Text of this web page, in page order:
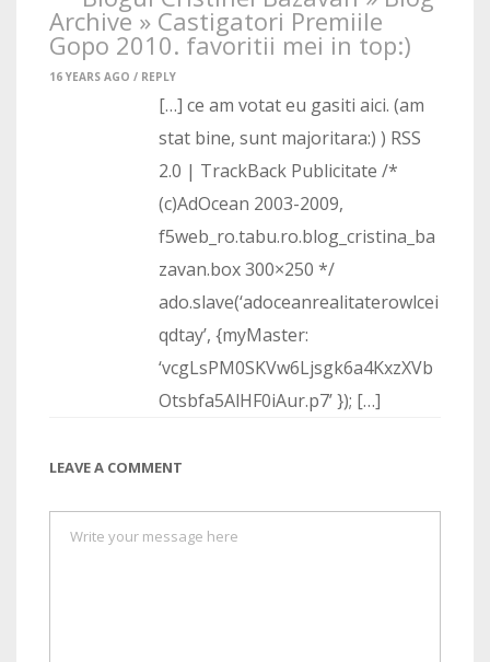
Archive » Castigatori Premiile
Gopo 2010. favoritii mei in top:)
16 YEARS AGO / REPLY
[…] ce am votat eu gasiti aici. (am
stat bine, sunt majoritara:) ) RSS
2.0 | TrackBack Publicitate /*
(c)AdOcean 2003-2009,
f5web_ro.tabu.ro.blog_cristina_ba
zavan.box 300×250 */
ado.slave(‘adoceanrealitaterowlcei
qdtay’, {myMaster:
‘vcgLsPM0SKVw6Ljsgk6a4KxzXVb
Otsbfa5AlHF0iAur.p7’ }); […]
LEAVE A COMMENT